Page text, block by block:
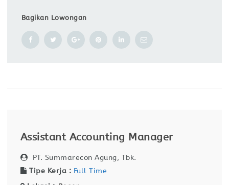
Bagikan Lowongan
Assistant Accounting Manager
PT. Summarecon Agung, Tbk.
Tipe Kerja : Full Time